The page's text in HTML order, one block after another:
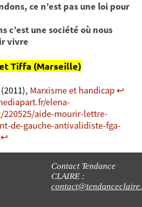
ce n’est pas une loi pour
c’est une société où nous
vivre
Tiffa (Marseille)
Marxisme et handicap↩︎
elena-
aide-mourir-lettre-
de-gauche-antivalidiste-fga-
↩︎
Contact Tendance
CLAIRE :